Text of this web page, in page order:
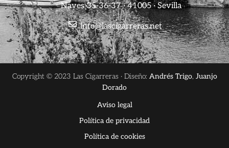
Naves 35-36-37 · 41005 · Sevilla
info@lascigarreras.net
Copyright © 2023 Las Cigarreras · Diseño: Andrés Trigo, Juanjo
Dorado
Aviso legal
Política de privacidad
Política de cookies